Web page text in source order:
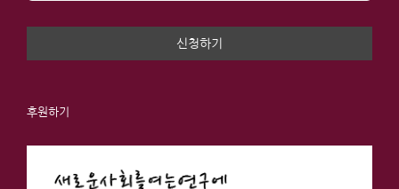
후원하기